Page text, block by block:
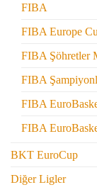
FIBA
FIBA Europe
FIBA Şöhretler
FIBA
FIBA
FIBA
BKT EuroCup
Diğer Ligler